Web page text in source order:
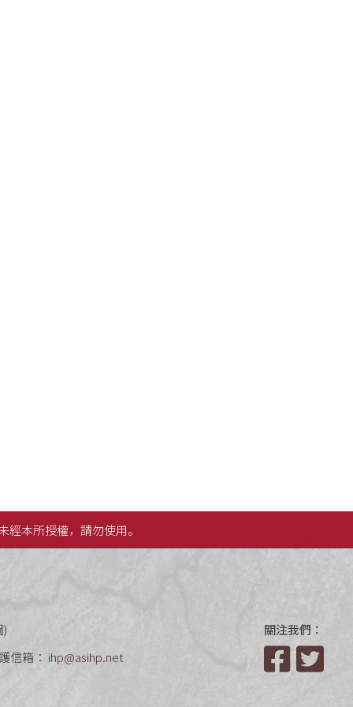
經本所授權，請勿使用。
)
信箱： ihp@asihp.net
關注我們：
Facebook